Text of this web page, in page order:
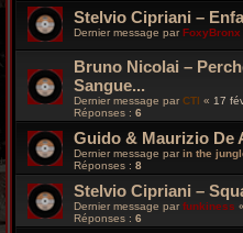
Stelvio Cipriani –
Dernier message parFoxyBronx
Bruno Nicolai –
Sangue...
Dernier message par CTI « 17
Réponses : 6
Guido & Maurizio De
Dernier message parin the
Réponses : 8
Stelvio Cipriani –
Dernier message par funkiness «
Réponses : 6